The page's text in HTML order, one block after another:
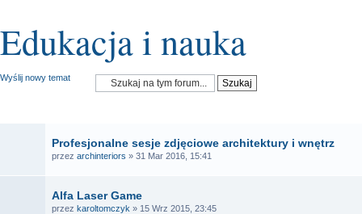
Edukacja i nauka
Wyślij nowy temat
Profesjonalne sesje zdjęciowe architektury i wnętrz
przez archinteriors » 31 Mar 2016, 15:41
Alfa Laser Game
przez karoltomczyk » 15 Wrz 2015, 23:45